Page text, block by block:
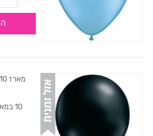
10 במארז